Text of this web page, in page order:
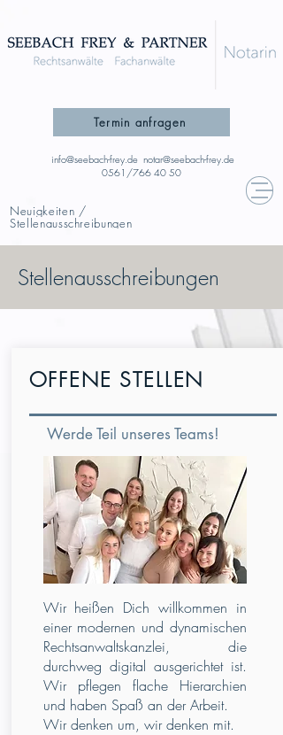
Termin anfragen
info@seebach-frey.de notar@seebach-frey.de
0561/766 40 50
Neuigkeiten /
Stellenausschreibungen
Stellenausschreibungen
OFFENE STELLEN
Werde Teil unseres Teams!
Wir heißen Dich willkommen in
einer modernen und dynamischen
Rechtsanwaltskanzlei, die
durchweg digital ausgerichtet ist.
Wir pflegen flache Hierarchien
und haben Spaß an der Arbeit.
Wir denken um, wir denken mit.